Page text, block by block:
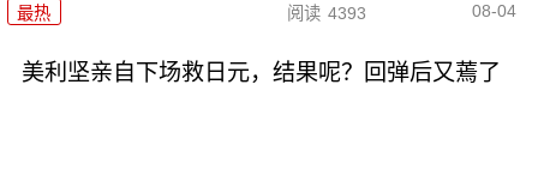
最热 阅读 4393 08-04
美利坚亲自下场救日元，结果呢？回弹后又蔫了